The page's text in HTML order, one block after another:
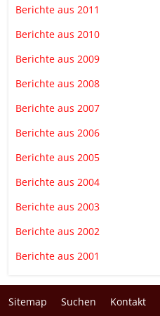
Berichte aus 2011
Berichte aus 2010
Berichte aus 2009
Berichte aus 2008
Berichte aus 2007
Berichte aus 2006
Berichte aus 2005
Berichte aus 2004
Berichte aus 2003
Berichte aus 2002
Berichte aus 2001
Sitemap Suchen Kontakt